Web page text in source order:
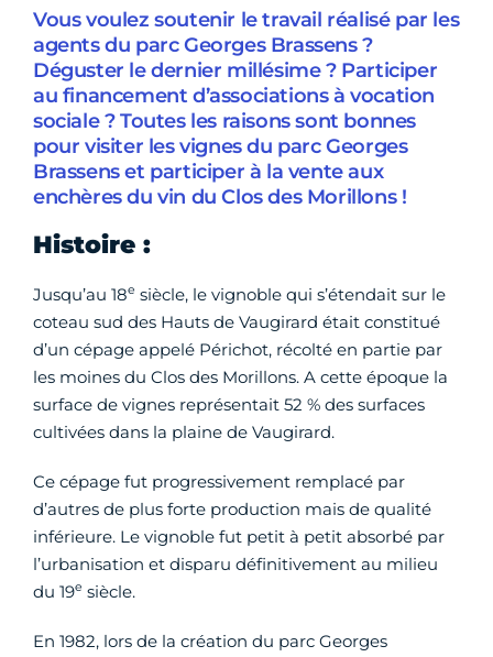
Vous voulez soutenir le travail réalisé par les
agents du parc Georges Brassens ?
Déguster le dernier millésime ? Participer
au financement d’associations à vocation
sociale ? Toutes les raisons sont bonnes
pour visiter les vignes du parc Georges
Brassens et participer à la vente aux
enchères du vin du Clos des Morillons !
Histoire :
Jusqu’au 18e siècle, le vignoble qui s’étendait sur le
coteau sud des Hauts de Vaugirard était constitué
d’un cépage appelé Périchot, récolté en partie par
les moines du Clos des Morillons. A cette époque la
surface de vignes représentait 52 % des surfaces
cultivées dans la plaine de Vaugirard.
Ce cépage fut progressivement remplacé par
d’autres de plus forte production mais de qualité
inférieure. Le vignoble fut petit à petit absorbé par
l’urbanisation et disparu définitivement au milieu
du 19e siècle.
En 1982, lors de la création du parc Georges